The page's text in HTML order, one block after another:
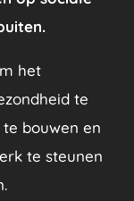
het
te
bouwen en
te steunen